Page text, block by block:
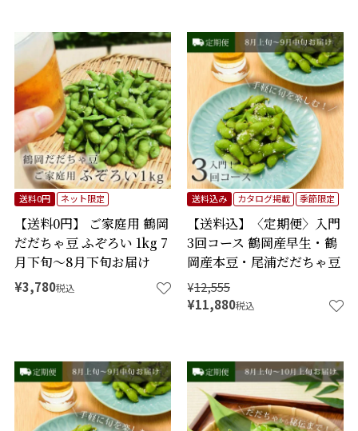
【送料0円】 ご家庭用 鶴岡
だだちゃ豆 ふぞろい 1kg 7
月下旬～8月下旬お届け
送料0円 ネット限定
¥3,780税込
【送料込】〈定期便〉入門
3回コース 鶴岡産早生・鶴
岡産本豆・尾浦だだちゃ豆
送料込み カタログ掲載 季節限定
¥12,555
¥11,880税込